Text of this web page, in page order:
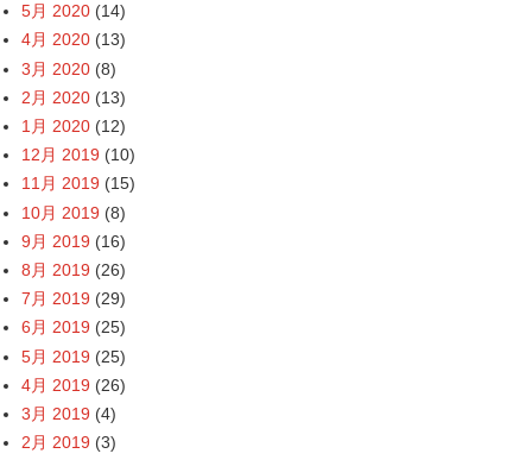
5月 2020 (14)
4月 2020 (13)
3月 2020 (8)
2月 2020 (13)
1月 2020 (12)
12月 2019 (10)
11月 2019 (15)
10月 2019 (8)
9月 2019 (16)
8月 2019 (26)
7月 2019 (29)
6月 2019 (25)
5月 2019 (25)
4月 2019 (26)
3月 2019 (4)
2月 2019 (3)